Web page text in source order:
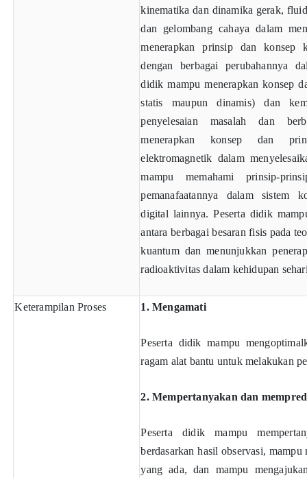
kinematika dan dinamika gerak,
dan gelombang cahaya dalam
menerapkan prinsip dan konsep
dengan berbagai perubahannya
didik mampu menerapkan konsep
statis maupun dinamis) dan
penyelesaian masalah dan
menerapkan konsep dan
elektromagnetik dalam
mampu memahami prinsip-
pemanafaatannya dalam sistem
digital lainnya. Peserta didik
antara berbagai besaran fisis pada
kuantum dan menunjukkan
radioaktivitas dalam kehidupan
Keterampilan Proses 1. Mengamati
Peserta didik mampu
ragam alat bantu untuk melakukan
2. Mempertanyakan dan
Peserta didik mampu
berdasarkan hasil observasi, mampu
yang ada, dan mampu